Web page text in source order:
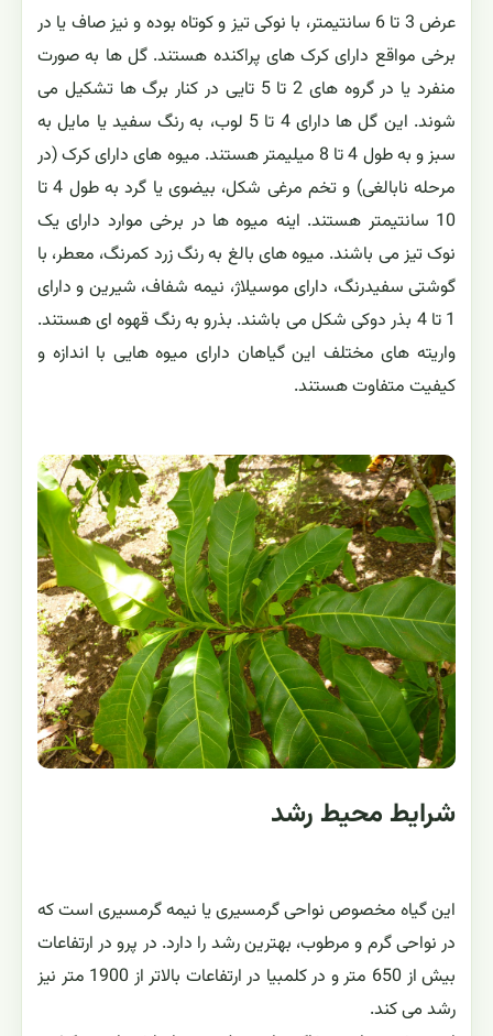
عرض 3 تا 6 سانتیمتر، با نوکی تیز و کوتاه بوده و نیز صاف یا در
برخی مواقع دارای کرک های پراکنده هستند. گل ها به صورت
منفرد یا در گروه های 2 تا 5 تایی در کنار برگ ها تشکیل می
شوند. این گل ها دارای 4 تا 5 لوب، به رنگ سفید یا مایل به
سبز و به طول 4 تا 8 میلیمتر هستند. میوه های دارای کرک (در
مرحله نابالغی) و تخم مرغی شکل، بیضوی یا گرد به طول 4 تا
10 سانتیمتر هستند. اینه میوه ها در برخی موارد دارای یک
نوک تیز می باشند. میوه های بالغ به رنگ زرد کمرنگ، معطر، با
گوشتی سفیدرنگ، دارای موسیلاژ، نیمه شفاف، شیرین و دارای
1 تا 4 بذر دوکی شکل می باشند. بذرو به رنگ قهوه ای هستند.
واریته های مختلف این گیاهان دارای میوه هایی با اندازه و
کیفیت متفاوت هستند.
شرایط محیط رشد
این گیاه مخصوص نواحی گرمسیری یا نیمه گرمسیری است که
در نواحی گرم و مرطوب، بهترین رشد را دارد. در پرو در ارتفاعات
بیش از 650 متر و در کلمبیا در ارتفاعات بالاتر از 1900 متر نیز
رشد می کند.